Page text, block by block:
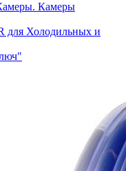
Камеры
Холодильных и